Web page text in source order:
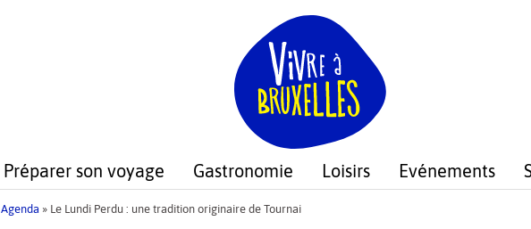
Préparer son voyage Gastronomie Loisirs Evénements
Agenda » Le Lundi Perdu : une tradition originaire de Tournai